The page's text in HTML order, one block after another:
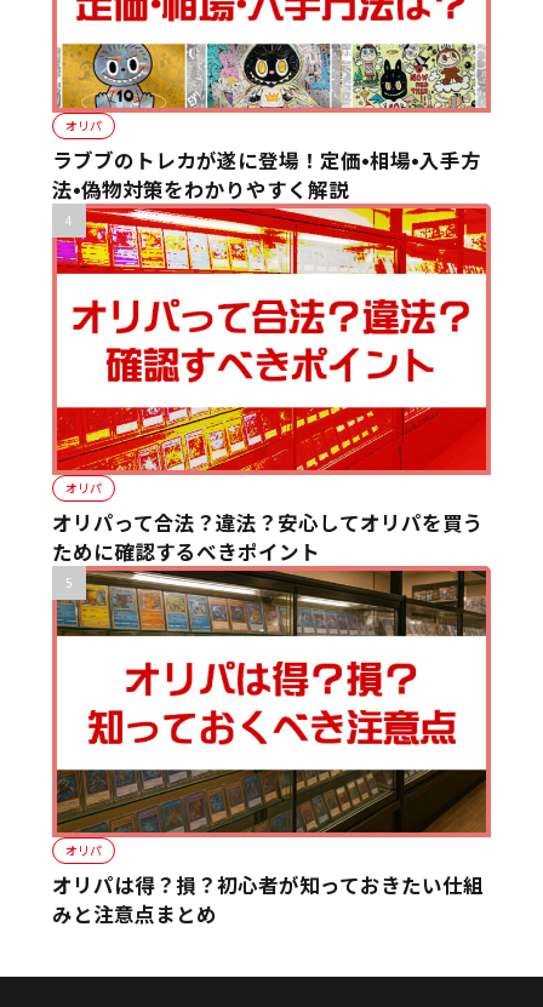
オリパ
ラブブのトレカが遂に登場！定価•相場•入手方
法•偽物対策をわかりやすく解説
オリパ
オリパって合法？違法？安心してオリパを買う
ために確認するべきポイント
オリパ
オリパは得？損？初心者が知っておきたい仕組
みと注意点まとめ